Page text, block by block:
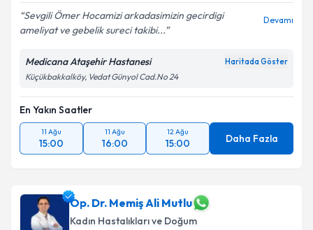
Sevgili Ömer Hocamizi arkadasimizin gecirdigi
ameliyat ve gebelik sureci takibi...
Devamı
Medicana Ataşehir Hastanesi Haritada Göster
Küçükbakkalköy, Vedat Günyol Cad.No 24
En Yakın Saatler
11 Ağu
15:00
11 Ağu
16:00
12 Ağu
15:00 Daha Fazla
Op. Dr. Memiş Ali Mutlu
Kadın Hastalıkları ve Doğum